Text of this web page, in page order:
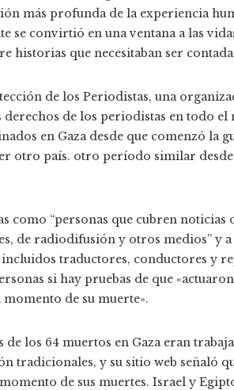
más profunda de la experiencia
se convirtió en una ventana a las
historias que necesitaban ser
de los Periodistas, una
derechos de los periodistas en todo
en Gaza desde que comenzó la
otro país. otro período similar
como “personas que cubren noticias
de radiodifusión y otros medios” y
traductores, conductores y
si hay pruebas de que
de su muerte».
de los 64 muertos en Gaza eran
tradicionales, y su sitio web señaló
de sus muertes. Israel y